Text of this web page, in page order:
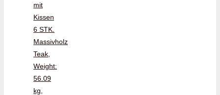
mit
Kissen
6 STK.
Massivholz
Teak,
Weight:
56.09
kg,